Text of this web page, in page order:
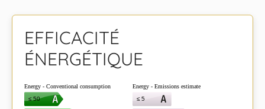
EFFICACITÉ
ÉNERGÉTIQUE